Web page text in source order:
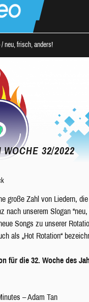
/ neu, frisch, anders!
WOCHE 32/2022
große Zahl von Liedern,
nach unserem Slogan
Songs zu unserer
als „Hot Rotation“
für die 32. Woche des
– Adam Tan